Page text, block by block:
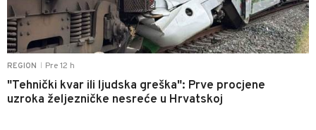
REGION Pre 12 h
"Tehnički kvar ili ljudska greška": Prve procjene
uzroka željezničke nesreće u Hrvatskoj